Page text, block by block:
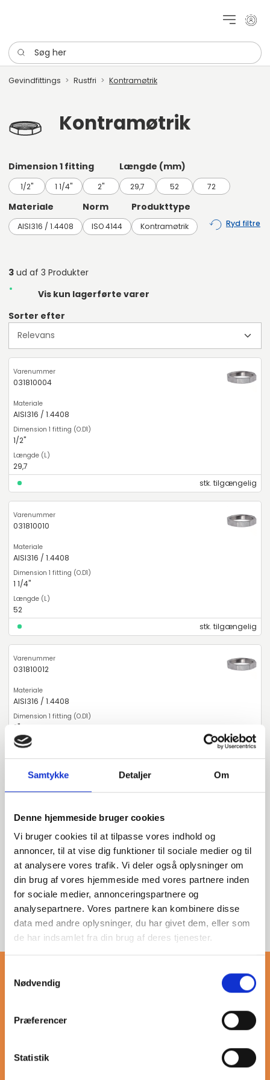
Samtykke Detaljer Om
Denne hjemmeside bruger cookies
Vi bruger cookies til at tilpasse vores indhold og
annoncer, til at vise dig funktioner til sociale medier og til
at analysere vores trafik. Vi deler også oplysninger om
din brug af vores hjemmeside med vores partnere inden
for sociale medier, annonceringspartnere og
analysepartnere. Vores partnere kan kombinere disse
data med andre oplysninger, du har givet dem, eller som
de har indsamlet fra din brug af deres tjenester.
Nødvendig
Præferencer
Statistik
Mit
Søg her
Gevindfittings Rustfri Kontramøtrik
Kontramøtrik
Dimension 1 fitting
1/2" 1 1/4" 2"
Længde (mm)
29,7 52 72
Materiale
AISI316 / 1.4408
Norm
ISO 4144
Produkttype
Kontramøtrik Ryd filtre
3 ud af 3 Produkter
Vis kun lagerførte varer
Sorter efter
031810004
AISI316 / 1.4408
1/2"
29,7
stk. tilgængelig
031810010
AISI316 / 1.4408
1 1/4"
52
stk. tilgængelig
031810012
AISI316 / 1.4408
2"
stk. tilgængelig
Denne kategori omfatter
gevindfittings i rustfrit stål
med møtrikker. Ideel til
pålidelige og holdbare
forbindelser i forskellige
industrielle applikationer.
Mere om kontramøtrik
Vores sortiment af gevindfittings i rustfrit stål omfatter en